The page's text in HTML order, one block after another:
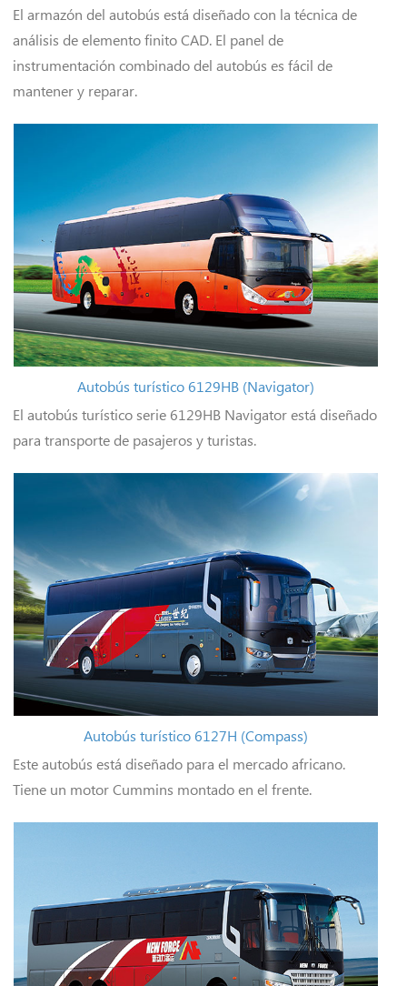
El armazón del autobús está diseñado con la técnica de
análisis de elemento finito CAD. El panel de
instrumentación combinado del autobús es fácil de
mantener y reparar.
Autobús turístico 6129HB (Navigator)
El autobús turístico serie 6129HB Navigator está diseñado
para transporte de pasajeros y turistas.
Autobús turístico 6127H (Compass)
Este autobús está diseñado para el mercado africano.
Tiene un motor Cummins montado en el frente.